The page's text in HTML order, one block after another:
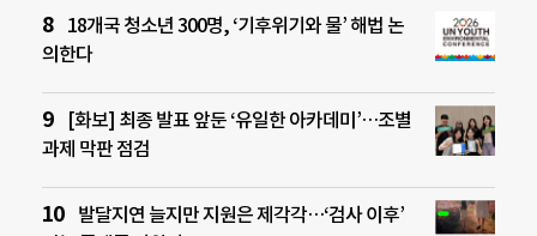
18개국 청소년 300명, ‘기후위기와 물’ 해법 논
의한다
[화보] 최종 발표 앞둔 ‘유일한 아카데미’…조별
과제 막판 점검
발달지연 늘지만 지원은 제각각…‘검사 이후’